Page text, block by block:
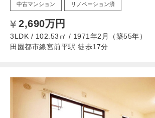
中古マンション リノベーション済
2,690万円
3LDK / 102.53㎡ / 1971年2月（築55年）
田園都市線宮前平駅 徒歩17分